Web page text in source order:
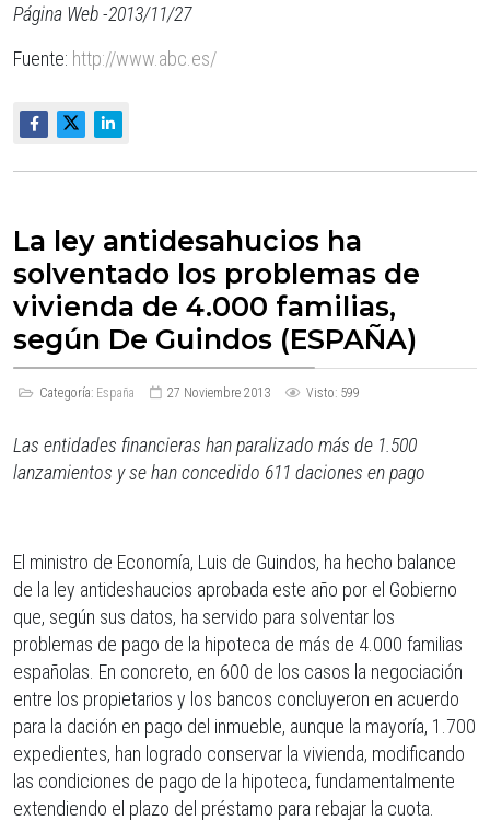
Página Web -2013/11/27
Fuente: http://www.abc.es/
La ley antidesahucios ha
solventado los problemas de
vivienda de 4.000 familias,
según De Guindos (ESPAÑA)
Categoría: España 27 Noviembre 2013 Visto: 599
Las entidades financieras han paralizado más de 1.500
lanzamientos y se han concedido 611 daciones en pago
El ministro de Economía, Luis de Guindos, ha hecho balance
de la ley antideshaucios aprobada este año por el Gobierno
que, según sus datos, ha servido para solventar los
problemas de pago de la hipoteca de más de 4.000 familias
españolas. En concreto, en 600 de los casos la negociación
entre los propietarios y los bancos concluyeron en acuerdo
para la dación en pago del inmueble, aunque la mayoría, 1.700
expedientes, han logrado conservar la vivienda, modificando
las condiciones de pago de la hipoteca, fundamentalmente
extendiendo el plazo del préstamo para rebajar la cuota.